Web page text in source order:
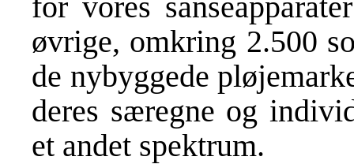
øvrige, omkring 2.500
de nybyggede
deres særegne og
et andet spektrum.